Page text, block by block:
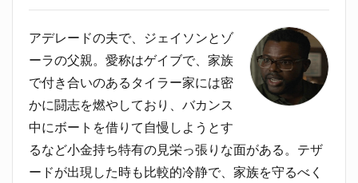
アデレードの夫で、ジェイソンとゾ
ーラの父親。愛称はゲイブで、家族
で付き合いのあるタイラー家には密
かに闘志を燃やしており、バカンス
中にボートを借りて自慢しようとす
るなど小金持ち特有の見栄っ張りな面がある。テザ
ードが出現した時も比較的冷静で、家族を守るべく